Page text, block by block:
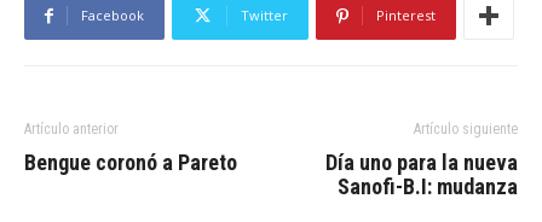
Facebook Twitter Pinterest
Artículo anterior
Bengue coronó a Pareto
Artículo siguiente
Día uno para la nueva
Sanofi-B.I: mudanza